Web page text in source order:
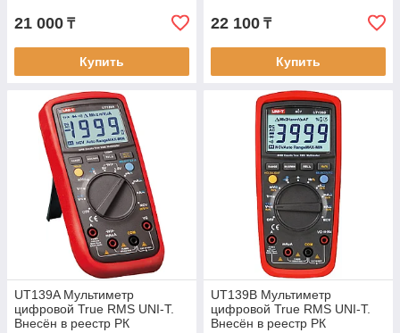
21 000 ₸
Купить
22 100 ₸
Купить
UT139A Мультиметр
цифровой True RMS UNI-T.
Внесён в реестр РК
UT139B Мультиметр
цифровой True RMS UNI-T.
Внесён в реестр РК